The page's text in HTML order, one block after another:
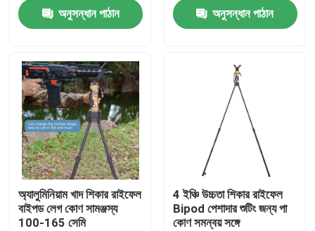
বাড়ি
পণ্য
ভিডিও
VR প্রদর্শন
অনুসন্ধান পাঠান
অনুসন্ধান পাঠান
অ্যালুমিনিয়াম খাদ শিকার রাইফেল
বাইপড লেগ কোণ সামঞ্জস্য
100-165 সেমি
4 ইঞ্চি উচ্চতা শিকার রাইফেল
Bipod পেশাদার শুটিং জন্য পা
কোণ সমন্বয় সঙ্গে